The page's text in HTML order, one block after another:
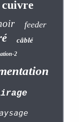
cuivre
feeder
câblé
2